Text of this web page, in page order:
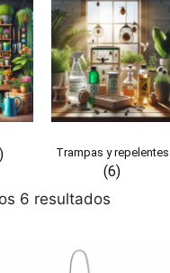
Trampas y repelentes
(6)
6 resultados